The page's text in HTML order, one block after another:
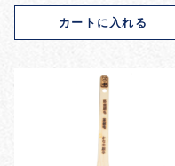
カートに入れる